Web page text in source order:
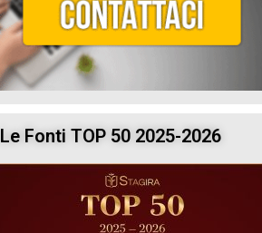
Le Fonti TOP 50 2025-2026